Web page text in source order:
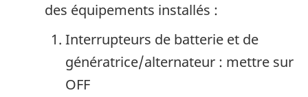
des équipements installés :
Interrupteurs de batterie et de
génératrice/alternateur : mettre sur
OFF